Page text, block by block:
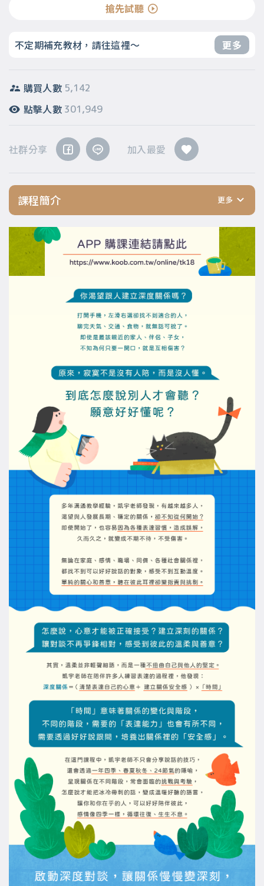
搶先試聽
不定期補充教材，請往這裡～ 更多
購買人數 5,142
點擊人數 301,949
社群分享 加入最愛
課程簡介